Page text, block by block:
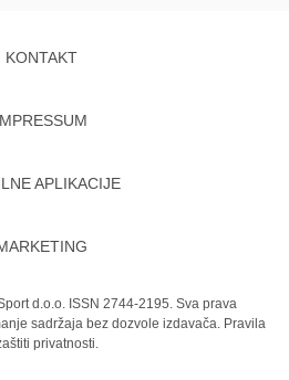
KONTAKT
APLIKACIJE
d.o.o. ISSN 2744-2195. Sva prava
sadržaja bez dozvole izdavača. Pravila
privatnosti.